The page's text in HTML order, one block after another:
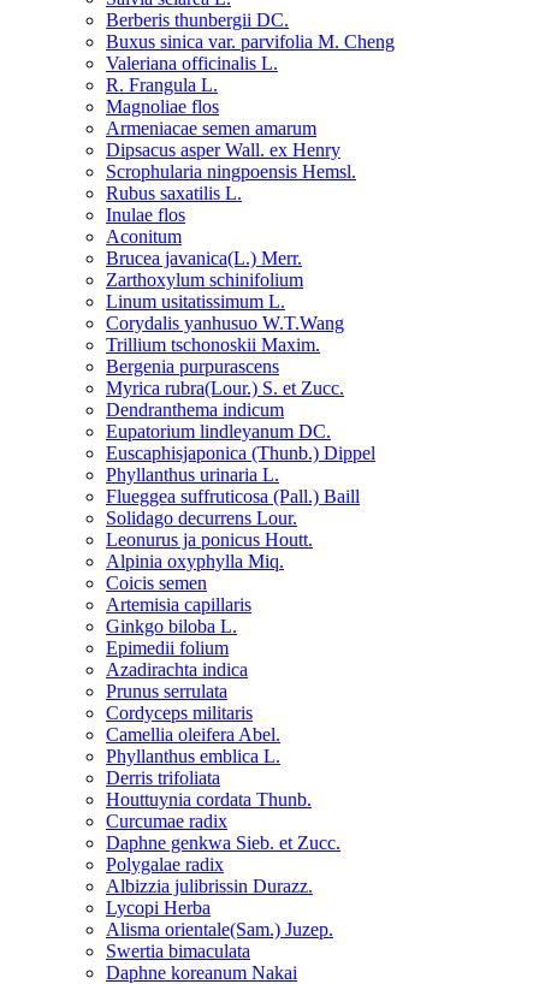
Berberis thunbergii DC.
Buxus sinica var. parvifolia M. Cheng
Valeriana officinalis L.
R. Frangula L.
Magnoliae flos
Armeniacae semen amarum
Dipsacus asper Wall. ex Henry
Scrophularia ningpoensis Hemsl.
Rubus saxatilis L.
Inulae flos
Aconitum
Brucea javanica(L.) Merr.
Zarthoxylum schinifolium
Linum usitatissimum L.
Corydalis yanhusuo W.T.Wang
Trillium tschonoskii Maxim.
Bergenia purpurascens
Myrica rubra(Lour.) S. et Zucc.
Dendranthema indicum
Eupatorium lindleyanum DC.
Euscaphisjaponica (Thunb.) Dippel
Phyllanthus urinaria L.
Flueggea suffruticosa (Pall.) Baill
Solidago decurrens Lour.
Leonurus ja ponicus Houtt.
Alpinia oxyphylla Miq.
Coicis semen
Artemisia capillaris
Ginkgo biloba L.
Epimedii folium
Azadirachta indica
Prunus serrulata
Cordyceps militaris
Camellia oleifera Abel.
Phyllanthus emblica L.
Derris trifoliata
Houttuynia cordata Thunb.
Curcumae radix
Daphne genkwa Sieb. et Zucc.
Polygalae radix
Albizzia julibrissin Durazz.
Lycopi Herba
Alisma orientale(Sam.) Juzep.
Swertia bimaculata
Daphne koreanum Nakai